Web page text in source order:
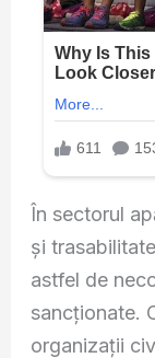
În sectorul
și
astfel de
sancționate.
organizații